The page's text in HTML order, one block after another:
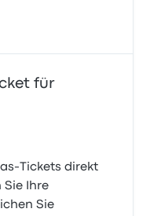
für
Tickets direkt
Sie Ihre
Sie